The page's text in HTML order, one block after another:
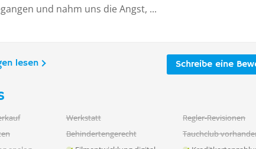
und nahm uns die Angst, ...
Schreibe eine
lesen
Werkstatt
Regler-Revisionen
Behindertengerecht
Tauchclub